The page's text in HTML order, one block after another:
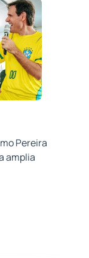
Pereira
amplia